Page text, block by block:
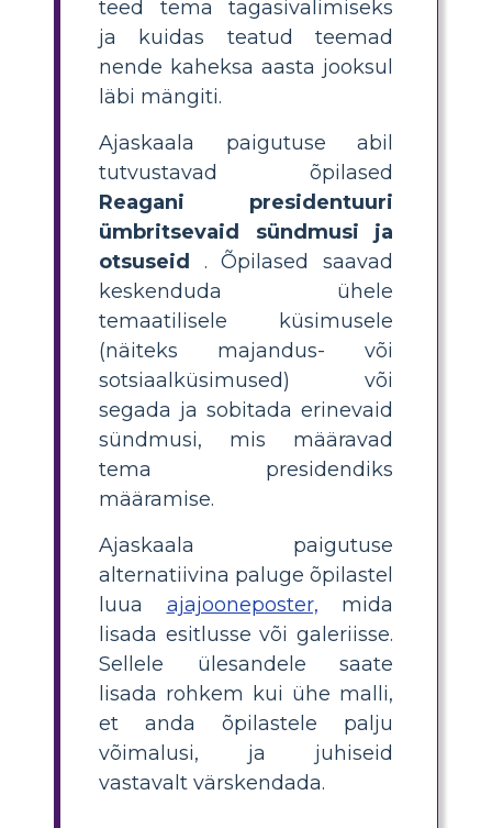
teed tema tagasivalimiseks
ja kuidas teatud teemad
nende kaheksa aasta jooksul
läbi mängiti.
Ajaskaala paigutuse abil
tutvustavad õpilased
Reagani presidentuuri
ümbritsevaid sündmusi ja
otsuseid
. Õpilased saavad
keskenduda ühele
temaatilisele küsimusele
(näiteks majandus- või
sotsiaalküsimused) või
segada ja sobitada erinevaid
sündmusi, mis määravad
tema presidendiks
määramise.
Ajaskaala paigutuse
alternatiivina paluge õpilastel
luua ajajooneposter, mida
lisada esitlusse või galeriisse.
Sellele ülesandele saate
lisada rohkem kui ühe malli,
et anda õpilastele palju
võimalusi, ja juhiseid
vastavalt värskendada.